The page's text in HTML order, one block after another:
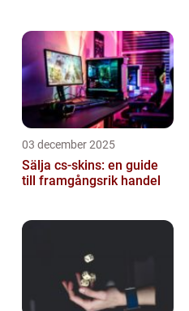
03 december 2025
Sälja cs-skins: en guide
till framgångsrik handel